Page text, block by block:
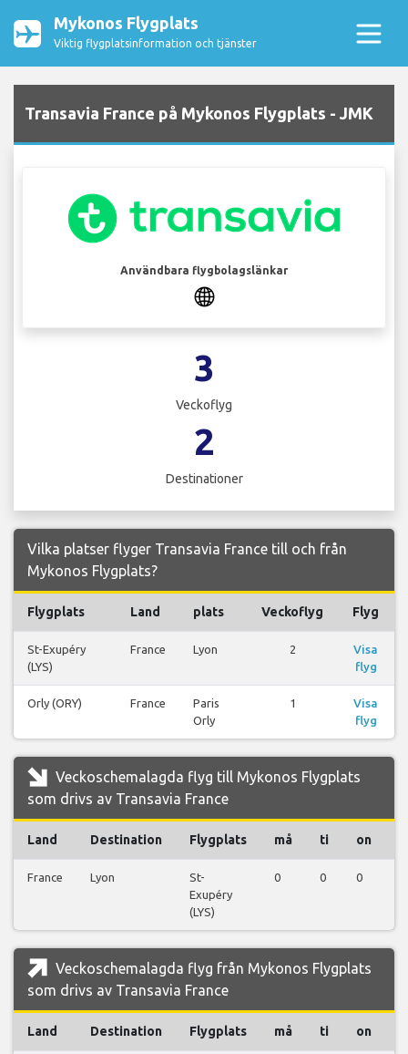
Mykonos Flygplats
Viktig flygplatsinformation och tjänster
Transavia France på Mykonos Flygplats - JMK
Användbara flygbolagslänkar
3
Veckoflyg
2
Destinationer
Vilka platser flyger Transavia France till och från
Mykonos Flygplats?
Flygplats Land plats Veckoflyg Flyg
St-Exupéry
(LYS)
France Lyon 2
Visa
flyg
Orly (ORY) France
Paris
Orly
1
Visa
flyg
Veckoschemalagda flyg till Mykonos Flygplats
som drivs av Transavia France
Land Destination Flygplats må ti on
France Lyon
St-
Exupéry
(LYS)
0 0 0
Veckoschemalagda flyg från Mykonos Flygplats
som drivs av Transavia France
Land Destination Flygplats må ti on